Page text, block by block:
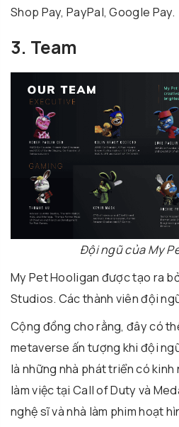
Shop Pay, PayPal, Google Pay.
3. Team
Đội ngũ của My
My Pet Hooligan được tạo ra
Studios. Các thành viên đội
Cộng đồng cho rằng, đây có
metaverse ấn tượng khi đội
là những nhà phát triển có kinh
làm việc tại Call of Duty và
nghệ sĩ và nhà làm phim hoạt